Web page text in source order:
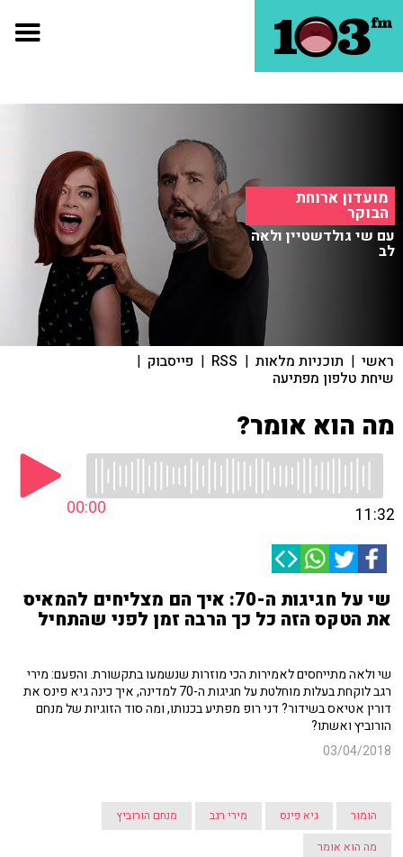
מועדון ארוחת
הבוקר
עם שי גולדשטיין ולאה
לב
ראשי | תוכניות מלאות |
RSS
| פייסבוק |
שיחת טלפון מפתיעה
מה הוא אומר?
00:00 11:32
שי על חגיגות ה-70: איך הם מצליחים להמאיס
את הטקס הזה כל כך הרבה זמן לפני שהתחיל
שי ולאה מתייחסים לאמירות הכי מוזרות שנשמעו בתקשורת. והפעם: מירי
רגב לוקחת בעלות מוחלטת על חגיגות ה-70 למדינה, איך כינה גיא פינס את
דורין אטיאס בשידור? דני רופ מפתיע בכנותו, ומה סוד הזוגיות של מנחם
הורוביץ ואשתו?
03/04/2018
הומור גיא פינס מירי רגב
מנחם הורוביץ
מה הוא אומר